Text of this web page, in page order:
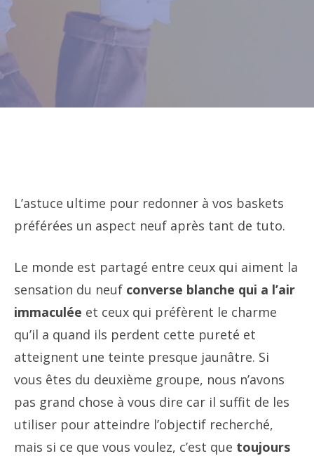
L’astuce ultime pour redonner à vos baskets
préférées un aspect neuf après tant de tuto.
Le monde est partagé entre ceux qui aiment la
sensation du neuf converse blanche qui a l’air
immaculée et ceux qui préfèrent le charme
qu’il a quand ils perdent cette pureté et
atteignent une teinte presque jaunâtre. Si
vous êtes du deuxième groupe, nous n’avons
pas grand chose à vous dire car il suffit de les
utiliser pour atteindre l’objectif recherché,
mais si ce que vous voulez, c’est que toujours